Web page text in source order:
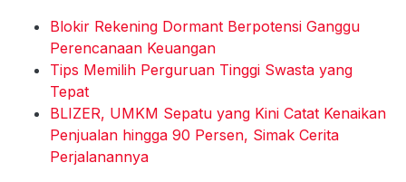
Blokir Rekening Dormant Berpotensi Ganggu
Perencanaan Keuangan
Tips Memilih Perguruan Tinggi Swasta yang
Tepat
BLIZER, UMKM Sepatu yang Kini Catat Kenaikan
Penjualan hingga 90 Persen, Simak Cerita
Perjalanannya